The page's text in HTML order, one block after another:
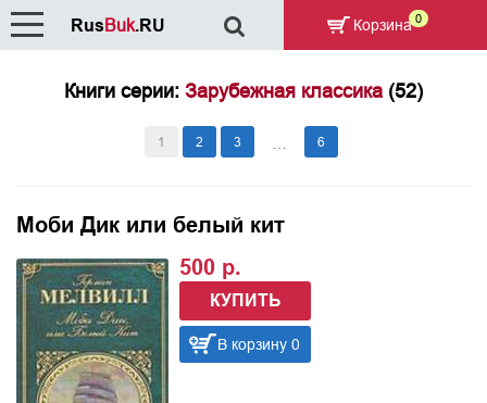
Книги серии: Зарубежная классика (52)
1 2 3 6
Моби Дик или белый кит
500 р.
КУПИТЬ
В корзину 0
RusBuk.RU Корзина 0